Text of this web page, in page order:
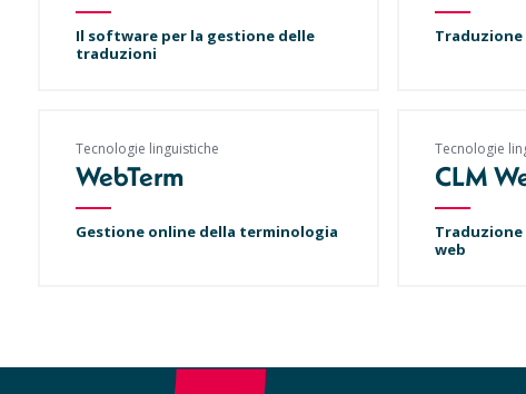
Il software per la gestione delle
traduzioni
Tecnologie linguistiche
WebTerm
Gestione online della terminologia
Tecnologie
CLM
Traduzione
web